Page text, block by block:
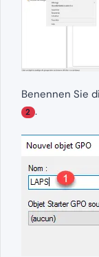
Benennen Sie
2 .